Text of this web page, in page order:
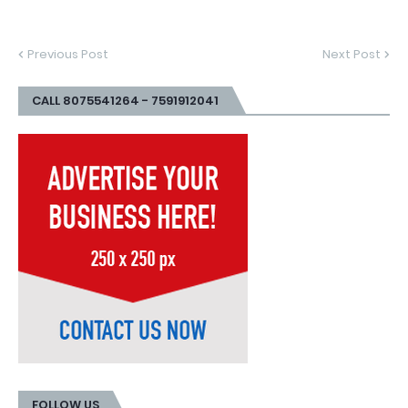
Previous Post Next Post
CALL 8075541264 - 7591912041
FOLLOW US